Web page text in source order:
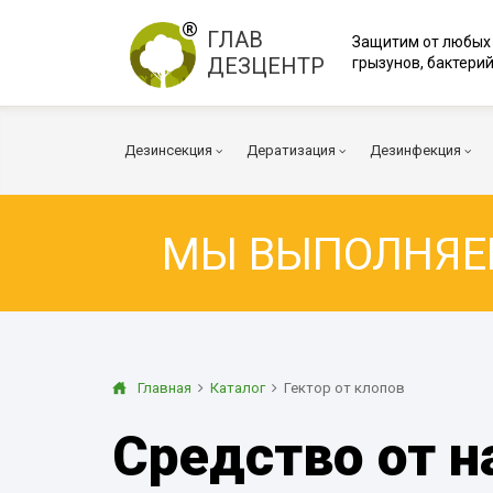
ГЛАВ
ДЕЗЦЕНТР
Защитим от любых
грызунов,
Дезинсекция
Тараканы
Осы
Огневка
Дератизация
Мыши
Дезинфекция
Коронавирус
Транспорт
МЫ
Главная Каталог Гектор от клопов
Средство от